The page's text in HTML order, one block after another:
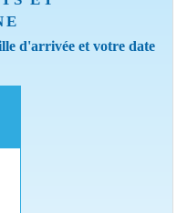
d'arrivée et votre date